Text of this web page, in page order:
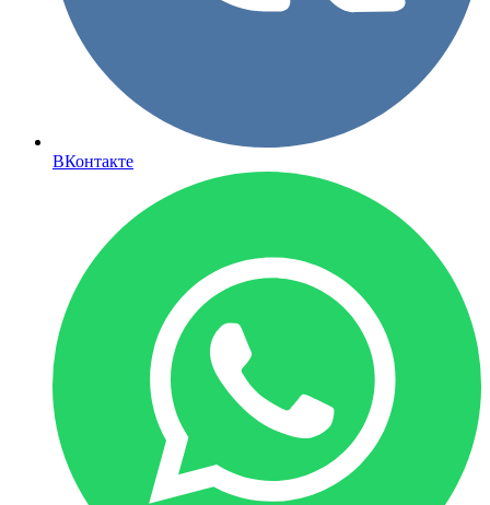
ВКонтакте